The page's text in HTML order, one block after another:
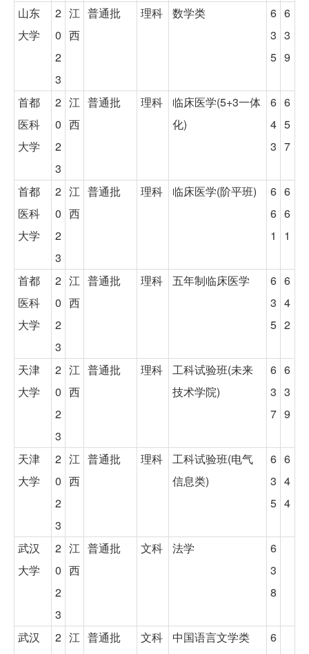
山东
大学
2
0
2
3
江
西
普通批 理科 数学类
6
3
5
6
3
9
首都
医科
大学
2
0
2
3
江
西
普通批 理科
临床医学(5+3一体
化)
6
4
3
6
5
7
首都
医科
大学
2
0
2
3
江
西
普通批 理科 临床医学(阶平班)
6
6
1
6
6
1
首都
医科
大学
2
0
2
3
江
西
普通批 理科 五年制临床医学
6
3
5
6
4
2
天津
大学
2
0
2
3
江
西
普通批 理科
工科试验班(未来
技术学院)
6
3
7
6
3
9
天津
大学
2
0
2
3
江
西
普通批 理科
工科试验班(电气
信息类)
6
3
5
6
4
4
武汉
大学
2
0
2
3
江
西
普通批 文科 法学
6
3
8
武汉
2 江 普通批 文科 中国语言文学类
6